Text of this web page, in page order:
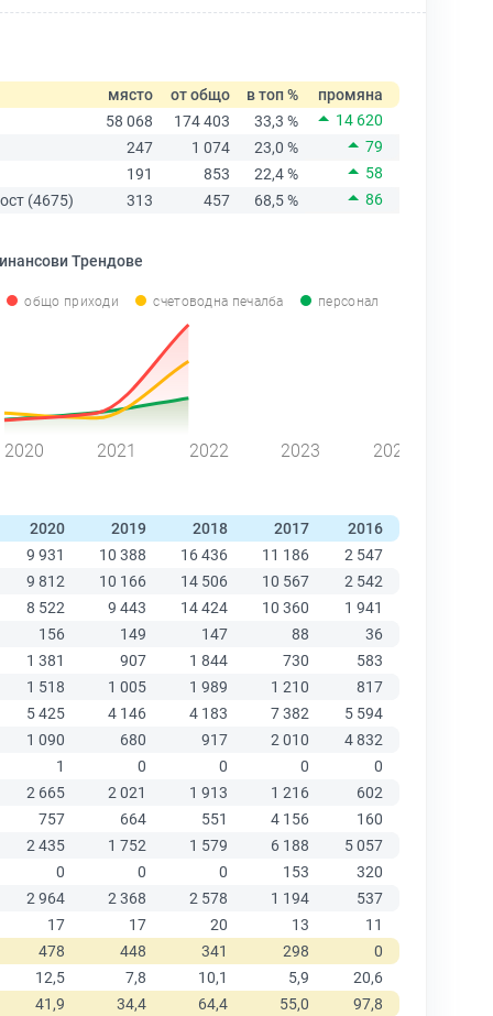
място от общо в топ %
промяна
58 068
174 403 33,3 %
14 620
247
1 074 23,0 %
79
191
853 22,4 %
58
(4675)
313 457 68,5 % 86
Трендове
общо приходи счетоводна печалба персонал
2020 2021 2022 2023 2024
2020 2019 2018 2017 2016